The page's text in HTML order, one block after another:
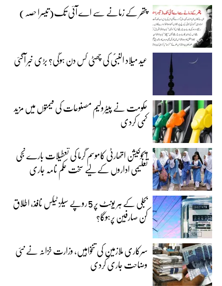
پتھر کے زمانے سے اے آئی تک(تیسرا حصہ)
عید میلاد النبیؐ کی چھٹی کس دن ہوگی؟ بڑی خبر آگئی
حکومت نے پیٹرولیم مصنوعات کی قیمتوں میں مزید
کمی کردی
ایجوکیشن اتھارٹی کاموسمِ گرما کی تعطیلات بارے نجی
تعلیمی اداروں کے لیے سخت حکم نامہ جاری
بجلی کے ہر یونٹ پر 5 روپے سیلز ٹیکس نافذ، اطلاق
کن صارفین پرہوگا؟
سرکاری ملازمین کی تنخواہیں، وزارت خزانہ نے نئی
وضاحت جاری کردی